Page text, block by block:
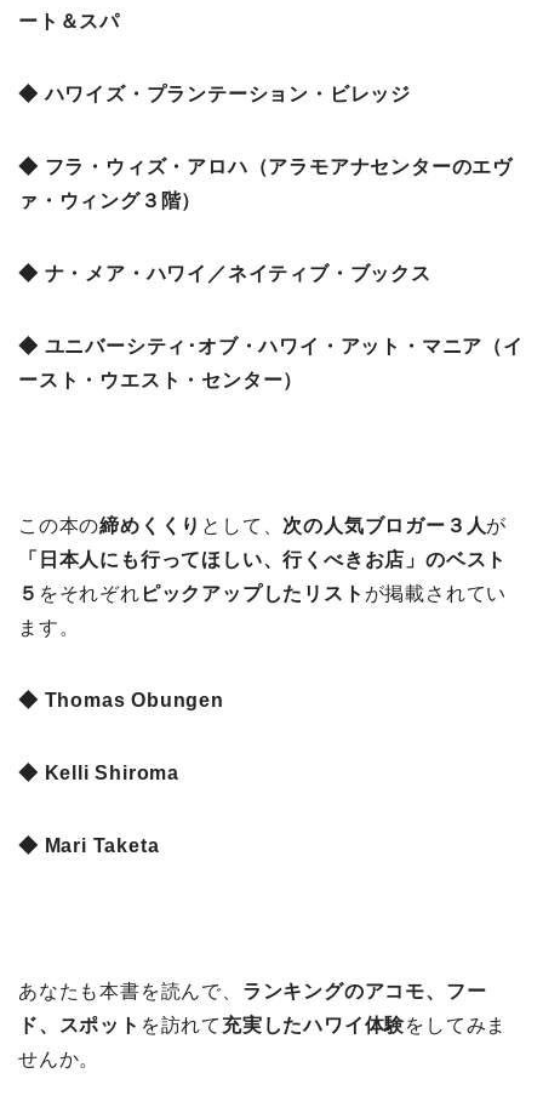
ート＆スパ
◆ ハワイズ・プランテーション・ビレッジ
◆ フラ・ウィズ・アロハ（アラモアナセンターのエヴ
ァ・ウィング３階）
◆ ナ・メア・ハワイ／ネイティブ・ブックス
◆ ユニバーシティ･オブ・ハワイ・アット・マニア（イ
ースト・ウエスト・センター）
この本の締めくくり として、 次の人気ブロガー３人が
「日本人にも行ってほしい、行くべきお店」のベスト
５ をそれぞれ ピックアップしたリスト が掲載されてい
ます。
◆ Thomas Obungen
◆ Kelli Shiroma
◆ Mari Taketa
あなたも本書を読んで、 ランキングのアコモ、フー
ド、スポット を訪れて 充実したハワイ体験をしてみま
せんか。